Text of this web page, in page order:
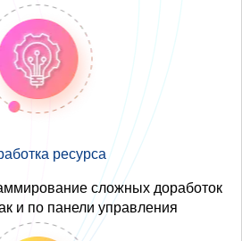
ресурса
сложных доработок
и по панели управления